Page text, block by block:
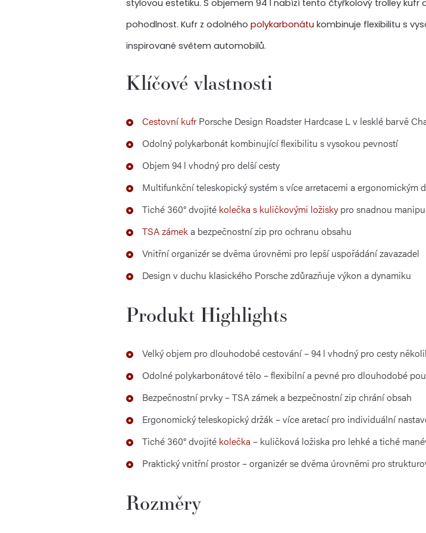
stylovou estetiku. S objemem 94 l nabízí tento čtyřkolový trolley
pohodlnost. Kufr z odolného polykarbonátu kombinuje flexibilitu s
inspirované světem automobilů.
Klíčové vlastnosti
Cestovní kufr Porsche Design Roadster Hardcase L v lesklé barvě
Odolný polykarbonát kombinující flexibilitu s vysokou pevností
Objem 94 l vhodný pro delší cesty
Multifunkční teleskopický systém s více arretacemi a ergonomickým
Tiché 360° dvojité kolečka s kuličkovými ložiskypro snadnou
TSA zámeka bezpečnostní zip pro ochranu obsahu
Vnitřní organizér se dvěma úrovněmi pro lepší uspořádání zavazadel
Design v duchu klasického Porsche zdůrazňuje výkon a dynamiku
Produkt Highlights
Velký objem pro dlouhodobé cestování – 94 l vhodný pro cesty
Odolné polykarbonátové tělo – flexibilní a pevné pro dlouhodobé
Bezpečnostní prvky – TSA zámek a bezpečnostní zip chrání obsah
Ergonomický teleskopický držák – více aretací pro individuální
Tiché 360° dvojité kolečka – kuličková ložiska pro lehké a tiché
Praktický vnitřní prostor – organizér se dvěma úrovněmi pro
Rozměry